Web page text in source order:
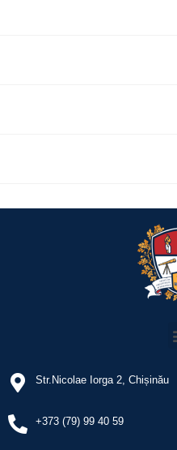
Str.Nicolae Iorga 2, Chișinău
+373 (79) 99 40 59